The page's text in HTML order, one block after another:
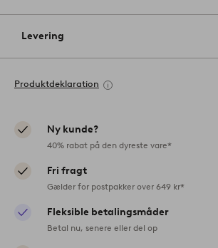
Levering
Produktdeklaration
Ny kunde?
40% rabat på den dyreste vare*
Fri fragt
Gælder for postpakker over 649 kr*
Fleksible betalingsmåder
Betal nu, senere eller del op